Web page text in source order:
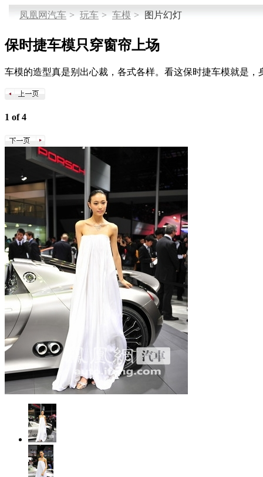
凤凰网汽车 > 玩车 > 车模 > 图片幻灯
保时捷车模只穿窗帘上场
车模的造型真是别出心裁，各式各样。看这保时捷车模就是
1 of 4